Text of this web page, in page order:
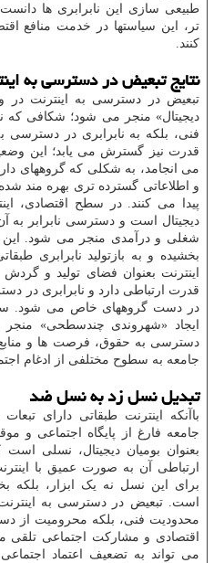
طبیعی سازی این نابرابری ها
تر، این سیاستها در خدمت منافع
کنند.
نتایج تبعیض در دسترسی به
تبعیض در دسترسی به اینترنت
دیجیتال» منجر می شود؛ شکافی
فنی، بلکه به نابرابری در دسترسی
قدرت نیز گسترش می یابد؛ این
می انجامد، به شکلی که گروههای
و اطلاعاتی گسترده تری بهره مند
پیدا می کنند. در سطح اقتصادی،
دیجیتال است و دسترسی نابرابر به
شغلی و درآمدی منجر می شود.
بخشیده و به بازتولید نابرابری
اینترنت بعنوان فضای تولید و
قدرت ارتباطی دارد و نابرابری در
در دست گروههای خاص می شود.
ایجاد «شهروندی چندسطحی»
دسترسی به حقوق، فرصت ها و منابع
جامعه به سطوح مختلفی از ادغام
تبدیل نسل زد به نسل ضد
باآنکه اینترنت طبقاتی دارای
جامعه فارغ از پایگاه اجتماعی و
بعنوان بومیان دیجیتال، نسلی
ارتباطی آن به صورت عمیق با
برای این نسل نه یک ابزار،
است. تبعیض در دسترسی به
محدودیت فنی، بلکه محرومیت از
اقتصادی و مشارکت اجتماعی تلقی
می تواند به تضعیف اعتماد